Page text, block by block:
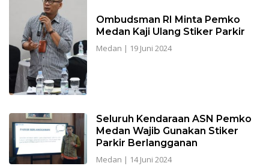
Ombudsman RI Minta Pemko
Medan Kaji Ulang Stiker Parkir
Medan | 19 Juni 2024
Seluruh Kendaraan ASN Pemko
Medan Wajib Gunakan Stiker
Parkir Berlangganan
Medan | 14 Juni 2024